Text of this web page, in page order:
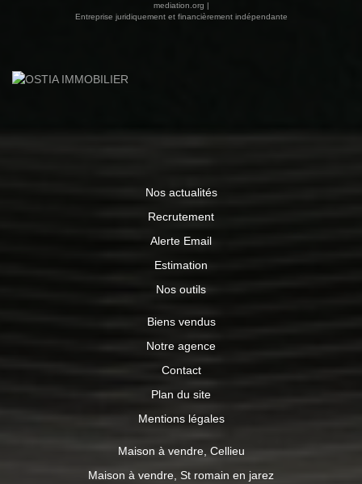
mediation.org
Entreprise juridiquement et financièrement indépendante
Nos actualités
Recrutement
Alerte Email
Estimation
Nos outils
Biens vendus
Notre agence
Contact
Plan du site
Mentions légales
Maison à vendre, Cellieu
Maison à vendre, St romain en jarez